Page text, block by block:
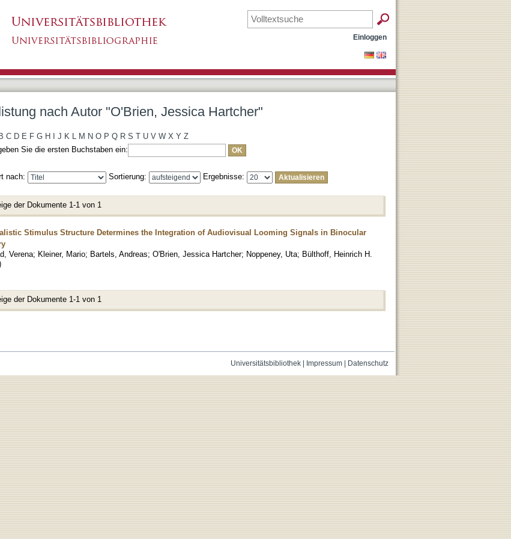
Einloggen
nach Autor "O'Brien, Jessica Hartcher"
B C D E F G H J K L M N O P Q R S T U V W X Y Z
Sie die ersten Buchstaben ein:
nach: Sortierung: Ergebnisse:
der Dokumente 1-1 von 1
Stimulus Structure Determines the Integration of Audiovisual Looming Signals in Binocular
Verena; Kleiner, Mario; Bartels, Andreas; O'Brien, Jessica Hartcher; Noppeney, Uta; Bülthoff, Heinrich H.
der Dokumente 1-1 von 1
Universitätsbibliothek| Impressum| Datenschutz